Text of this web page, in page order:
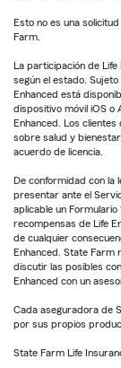
Esto no es una
Farm.
La participación de
según el estado.
Enhanced está
dispositivo móvil iOS o
Enhanced. Los
sobre salud y
acuerdo de licencia.
De conformidad con la
presentar ante el
aplicable un
recompensas de Life
de cualquier
Enhanced. State Farm
discutir las posibles
Enhanced con un
Cada aseguradora de
por sus propios
State Farm Life